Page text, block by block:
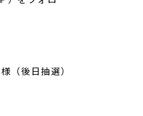
（後日抽選）